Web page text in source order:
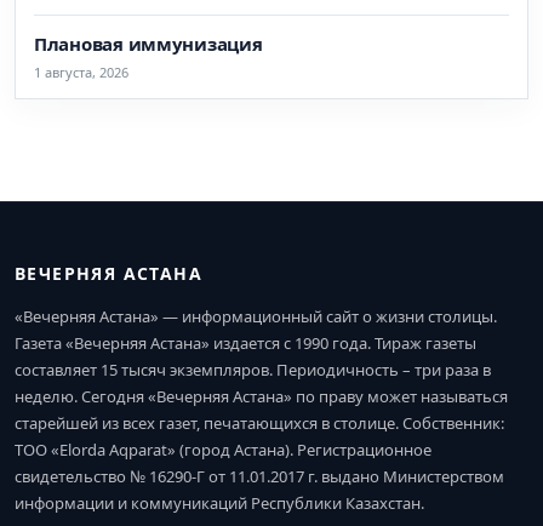
Плановая иммунизация
1 августа, 2026
ВЕЧЕРНЯЯ АСТАНА
«Вечерняя Астана» — информационный сайт о жизни столицы.
Газета «Вечерняя Астана» издается с 1990 года. Тираж газеты
составляет 15 тысяч экземпляров. Периодичность – три раза в
неделю. Сегодня «Вечерняя Астана» по праву может называться
старейшей из всех газет, печатающихся в столице. Собственник:
ТОО «Elorda Aqparat» (город Астана). Регистрационное
свидетельство № 16290-Г от 11.01.2017 г. выдано Министерством
информации и коммуникаций Республики Казахстан.